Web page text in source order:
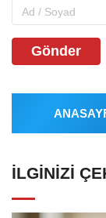
Gönder
İLGINIZI